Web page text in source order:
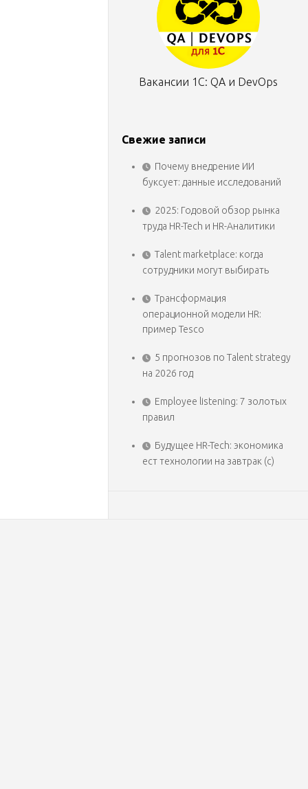
Вакансии 1С: QA и DevOps
Свежие записи
Почему внедрение ИИ
буксует: данные исследований
2025: Годовой обзор рынка
труда HR-Tech и HR-Аналитики
Talent marketplace: когда
сотрудники могут выбирать
Трансформация
операционной модели HR:
пример Tesco
5 прогнозов по Talent strategy
на 2026 год
Employee listening: 7 золотых
правил
Будущее HR-Tech: экономика
ест технологии на завтрак (с)